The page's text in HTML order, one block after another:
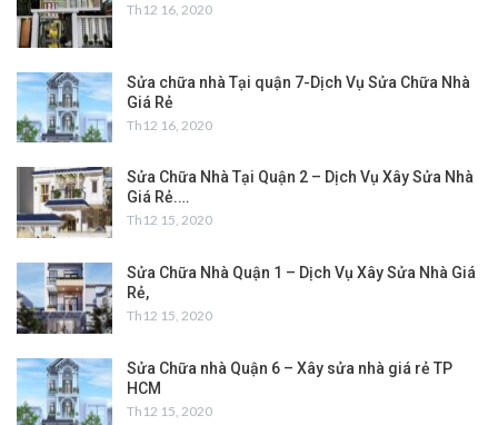
Th12 16, 2020
Sửa chữa nhà Tại quận 7-Dịch Vụ Sửa Chữa Nhà
Giá Rẻ
Th12 16, 2020
Sửa Chữa Nhà Tại Quận 2 – Dịch Vụ Xây Sửa Nhà
Giá Rẻ.…
Th12 15, 2020
Sửa Chữa Nhà Quận 1 – Dịch Vụ Xây Sửa Nhà Giá
Rẻ,
Th12 15, 2020
Sửa Chữa nhà Quận 6 – Xây sửa nhà giá rẻ TP
HCM
Th12 15, 2020